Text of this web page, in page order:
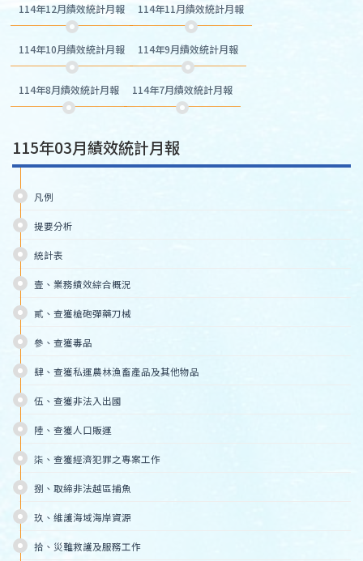
114年12月績效統計月報 114年11月績效統計月報
114年10月績效統計月報 114年9月績效統計月報
114年8月績效統計月報 114年7月績效統計月報
115年03月績效統計月報
凡例
提要分析
統計表
壹、業務績效綜合概況
貳、查獲槍砲彈藥刀械
參、查獲毒品
肆、查獲私運農林漁畜產品及其他物品
伍、查獲非法入出國
陸、查獲人口販運
柒、查獲經濟犯罪之專案工作
捌、取締非法越區捕魚
玖、維護海域海岸資源
拾、災難救護及服務工作